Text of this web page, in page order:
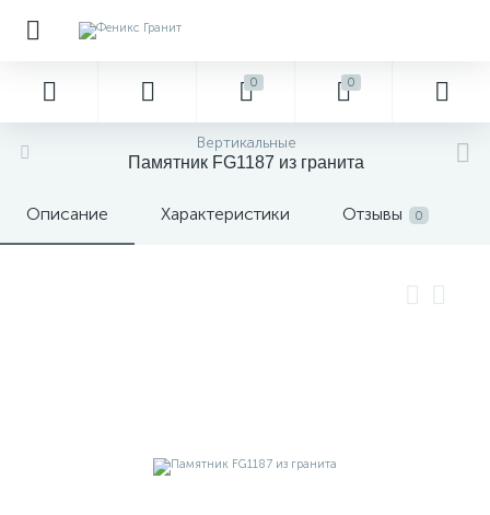
0 0
Вертикальные
Памятник FG1187 из гранита
Описание Характеристики Отзывы 0